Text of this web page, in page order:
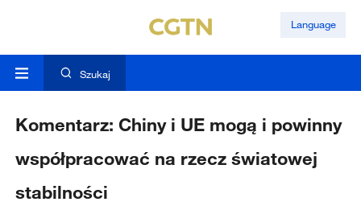
Language
Szukaj
Komentarz: Chiny i UE mogą i powinny
współpracować na rzecz światowej
stabilności